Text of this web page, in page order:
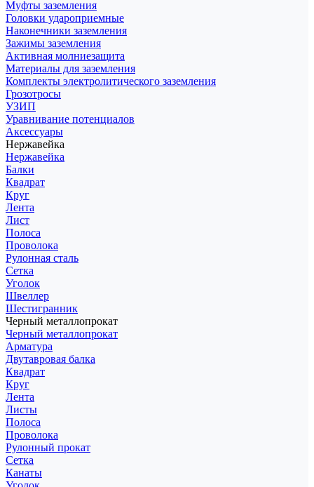
Муфты заземления
Головки удароприемные
Наконечники заземления
Зажимы заземления
Активная молниезащита
Материалы для заземления
Комплекты электролитического заземления
Грозотросы
УЗИП
Уравнивание потенциалов
Аксессуары
Нержавейка
Нержавейка
Балки
Квадрат
Круг
Лента
Лист
Полоса
Проволока
Рулонная сталь
Сетка
Уголок
Швеллер
Шестигранник
Черный металлопрокат
Черный металлопрокат
Арматура
Двутавровая балка
Квадрат
Круг
Лента
Листы
Полоса
Проволока
Рулонный прокат
Сетка
Канаты